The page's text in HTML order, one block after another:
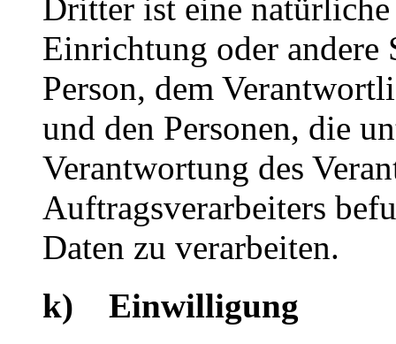
Dritter ist eine
Einrichtung oder andere
Person, dem
und den Personen, die
Verantwortung des
Auftragsverarbeiters
Daten zu verarbeiten.
k) Einwilligung